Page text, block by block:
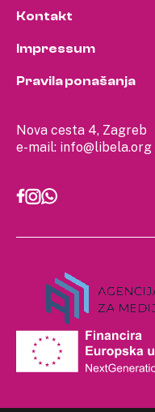
Nova cesta 4, Zagreb
e-mail: info@libela.org
Kontakt
Impressum
Pravila ponašanja